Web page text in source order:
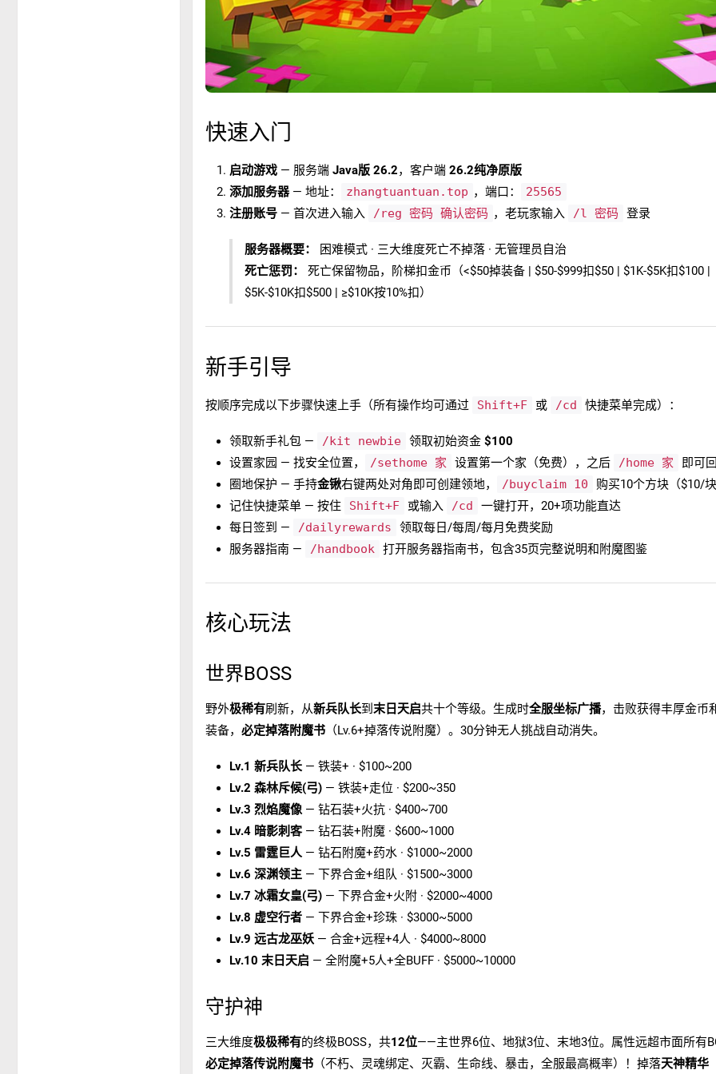
快速入门
启动游戏 — 服务端Java版 26.2，客户端26.2纯净原版
添加服务器— 地址： zhangtuantuan.top ，端口：
25565
注册账号 — 首次进入输入 /reg 密码 确认密码 ，老玩家输入 /l 密码 登录
服务器概要：
困难模式 · 三大维度死亡不掉落 · 无管理员自治
死亡惩罚：
死亡保留物品，阶梯扣金币（<$50掉装备 | $50-$999扣$50 | $1K-$5K扣$100 |
$5K-$10K扣$500 | ≥$10K按10%扣）
新手引导
按顺序完成以下步骤快速上手（所有操作均可通过 Shift+F 或 /cd 快捷菜单完成）：
领取新手礼包 — /kit newbie 领取初始资金$100
设置家园 — 找安全位置，
/sethome 家 设置第一个家（免费），之后 /home 家
即可
圈地保护 — 手持金锹右键两处对角即可创建领地， /buyclaim 10
购买10个方块（$10/块
记住快捷菜单 — 按住
Shift+F 或输入 /cd
一键打开，20+项功能直达
每日签到 —
/dailyrewards
领取每日/每周/每月免费奖励
服务器指南 —
/handbook 打开服务器指南书，包含35页完整说明和附魔图鉴
核心玩法
世界BOSS
野外极稀有刷新，从新兵队长到 末日天启共十个等级。生成时全服坐标广播，击败获得丰厚金币
装备，必定掉落附魔书 （Lv.6+掉落传说附魔）。30分钟无人挑战自动消失。
Lv.1 新兵队长 — 铁装+ · $100~200
Lv.2 森林斥候(弓) — 铁装+走位 · $200~350
Lv.3 烈焰魔像 — 钻石装+火抗 · $400~700
Lv.4 暗影刺客 — 钻石装+附魔 · $600~1000
Lv.5 雷霆巨人 — 钻石附魔+药水 · $1000~2000
Lv.6 深渊领主 — 下界合金+组队 · $1500~3000
Lv.7 冰霜女皇(弓) — 下界合金+火附 · $2000~4000
Lv.8 虚空行者 — 下界合金+珍珠 · $3000~5000
Lv.9 远古龙巫妖 — 合金+远程+4人 · $4000~8000
Lv.10 末日天启 — 全附魔+5人+全BUFF · $5000~10000
守护神
三大维度极极稀有的终极BOSS，共12位——主世界6位、地狱3位、末地3位。属性远超市面所有
必定掉落传说附魔书 （不朽、灵魂绑定、灭霸、生命线、暴击，全服最高概率）！掉落天神精华